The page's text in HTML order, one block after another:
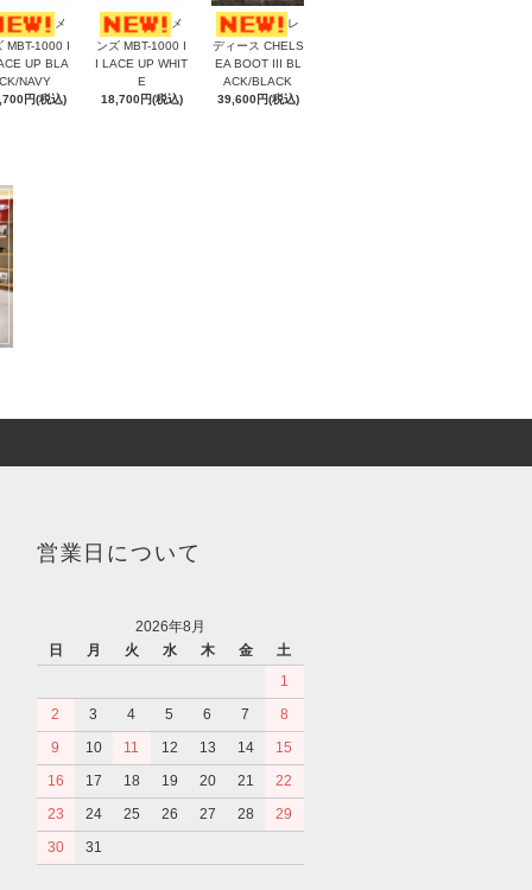
メ
MBT-1000 I
UP BLA
CK/NAVY
円(税込)
メ
ンズ MBT-1000 I
I LACE UP WHIT
E
18,700円(税込)
レ
ディース CHELS
EA BOOT III BL
ACK/BLACK
39,600円(税込)
営業日について
2026年8月
日
月 火 水 木 金
土
1
2
3 4 5 6 7
8
9
10 11 12 13 14
15
16
17 18 19 20 21
22
23
24 25 26 27 28
29
30
31